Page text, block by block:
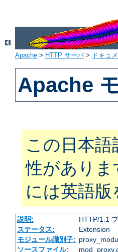
Apache > HTTP サーバ> ドキュ
Apache
この日本
性がありま
には英語
説明:
HTTP/1.1
ステータス:
Extension
モジュール識別子:
ソースファイル: